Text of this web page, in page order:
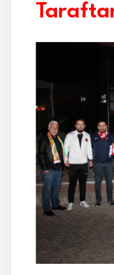
MARKALAR
BRANŞLAR
HABERLER
İLETİŞİM